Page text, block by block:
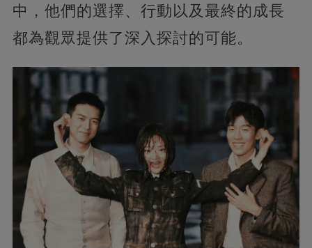
中，他們的選擇、行動以及最終的成長
都為觀眾提供了深入探討的可能。